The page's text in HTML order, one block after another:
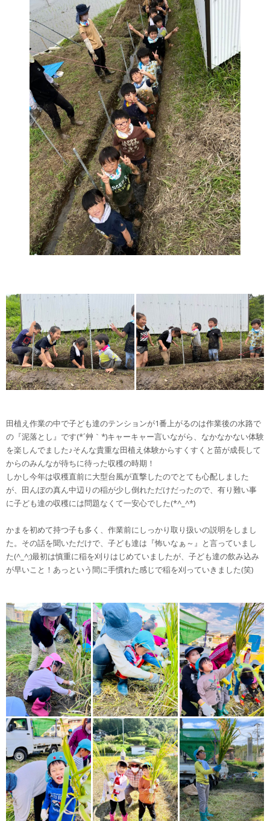
田植え作業の中で子ども達のテンションが1番上がるのは作業後の水路で
の『泥落とし』です(*´艸｀*)キャーキャー言いながら、なかなかない体験
を楽しんでました♪そんな貴重な田植え体験からすくすくと苗が成長して
からのみんなが待ちに待った収穫の時期！
しかし今年は収穫直前に大型台風が直撃したのでとても心配しました
が、田んぼの真ん中辺りの稲が少し倒れただけだったので、有り難い事
に子ども達の収穫には問題なくて一安心でした(*^_^*)
かまを初めて持つ子も多く、作業前にしっかり取り扱いの説明をしまし
た。その話を聞いただけで、子ども達は『怖いなぁ～』と言っていまし
た(^_^;)最初は慎重に稲を刈りはじめていましたが、子ども達の飲み込み
が早いこと！あっという間に手慣れた感じで稲を刈っていきました(笑)